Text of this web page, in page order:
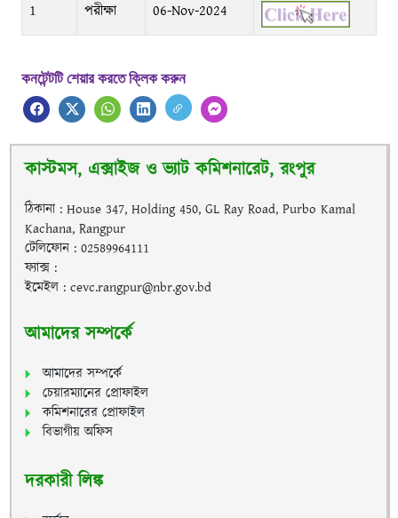
1
পরীক্ষা 06-Nov-2024
কনটেন্টটি শেয়ার করতে ক্লিক করুন
কাস্টমস, এক্সাইজ ও ভ্যাট কমিশনারেট, রংপুর
ঠিকানা : House 347, Holding 450, GL Ray Road, Purbo Kamal
Kachana, Rangpur
টেলিফোন : 02589964111
ফ্যাক্স :
ইমেইল : cevc.rangpur@nbr.gov.bd
আমাদের সম্পর্কে
আমাদের সম্পর্কে
চেয়ারম্যানের প্রোফাইল
কমিশনারের প্রোফাইল
বিভাগীয় অফিস
দরকারী লিঙ্ক